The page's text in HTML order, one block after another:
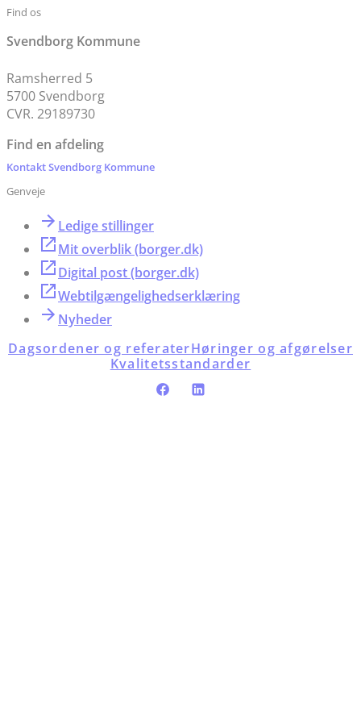
Find os
Svendborg Kommune
Ramsherred 5
5700 Svendborg
CVR. 29189730
Find en afdeling
Kontakt Svendborg Kommune
Genveje
Ledige stillinger
Mit overblik (borger.dk)
Digital post (borger.dk)
Webtilgængelighedserklæring
Nyheder
Dagsordener og referaterHøringer og afgørelser
Kvalitetsstandarder